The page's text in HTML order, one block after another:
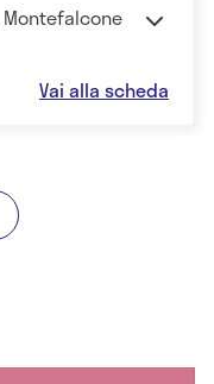
Vai alla scheda